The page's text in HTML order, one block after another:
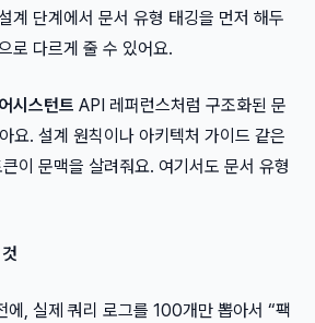
계 단계에서 문서 유형 태깅을 먼저 해두
로 다르게 줄 수 있어요.
시스턴트 API 레퍼런스처럼 구조화된 문
요. 설계 원칙이나 아키텍처 가이드 같은
이 문맥을 살려줘요. 여기서도 문서 유형
에, 실제 쿼리 로그를 100개만 뽑아서 “팩